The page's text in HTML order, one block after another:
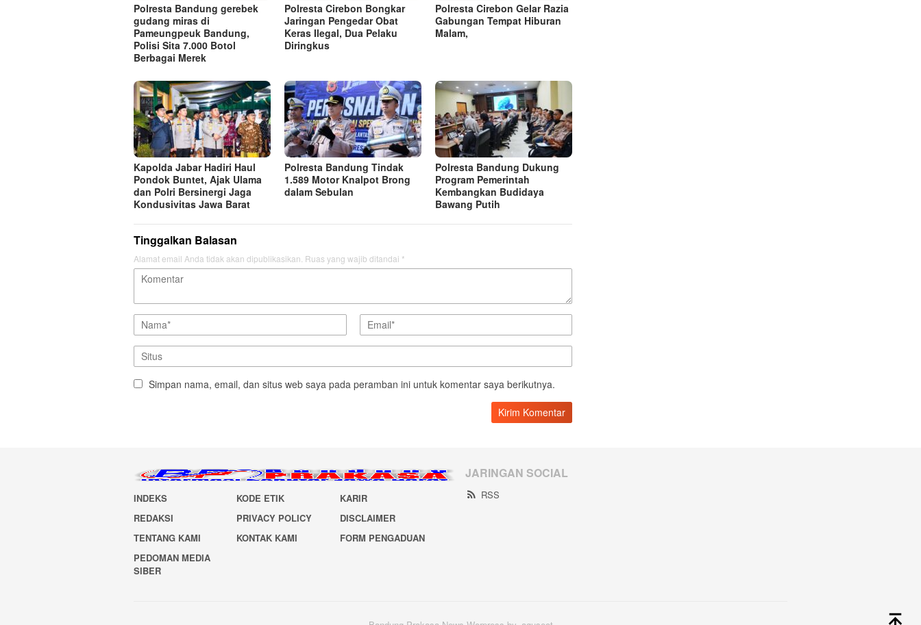
Polresta Bandung gerebek
gudang miras di
Pameungpeuk Bandung,
Polisi Sita 7.000 Botol
Berbagai Merek
Polresta Cirebon Bongkar
Jaringan Pengedar Obat
Keras Ilegal, Dua Pelaku
Diringkus
Polresta Cirebon Gelar Razia
Gabungan Tempat Hiburan
Malam,
Kapolda Jabar Hadiri Haul
Pondok Buntet, Ajak Ulama
dan Polri Bersinergi Jaga
Kondusivitas Jawa Barat
Polresta Bandung Tindak
1.589 Motor Knalpot Brong
dalam Sebulan
Polresta Bandung Dukung
Program Pemerintah
Kembangkan Budidaya
Bawang Putih
Tinggalkan Balasan
Alamat email Anda tidak akan dipublikasikan. Ruas yang wajib ditandai *
Simpan nama, email, dan situs web saya pada peramban ini untuk komentar saya berikutnya.
INDEKS KODE ETIK
KARIR
REDAKSI
PRIVACY POLICY
DISCLAIMER
TENTANG KAMI
KONTAK KAMI
FORM PENGADUAN
PEDOMAN MEDIA
SIBER
JARINGAN SOCIAL
RSS